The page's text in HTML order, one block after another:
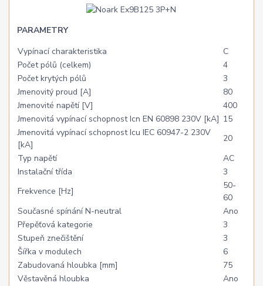
PARAMETRY
Vypínací charakteristika
C
Počet pólů (celkem)
4
Počet krytých pólů
3
Jmenovitý proud [A]
80
Jmenovité napětí [V]
400
Jmenovitá vypínací schopnost Icn EN 60898 230V [kA] 15
Jmenovitá vypínací schopnost Icu IEC 60947-2 230V
[kA]
20
Typ napětí
AC
Instalační třída
3
Frekvence [Hz]
50-
60
Současné spínání N-neutral
Ano
Přepěťová kategorie
3
Stupeň znečištění
3
Šířka v modulech
6
Zabudovaná hloubka [mm]
75
Věstavěná hloubka
Ano